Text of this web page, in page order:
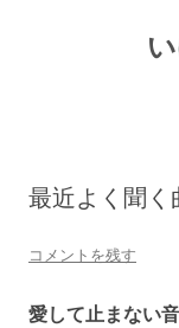
最近よく聞く
コメントを残す
愛して止まない